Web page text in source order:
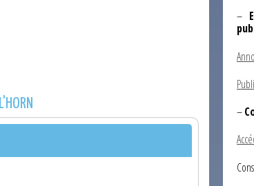
–
–